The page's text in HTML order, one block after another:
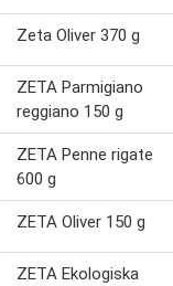
Zeta Oliver 370 g
ZETA Parmigiano
reggiano 150 g
ZETA Penne rigate
600 g
ZETA Oliver 150 g
ZETA Ekologiska